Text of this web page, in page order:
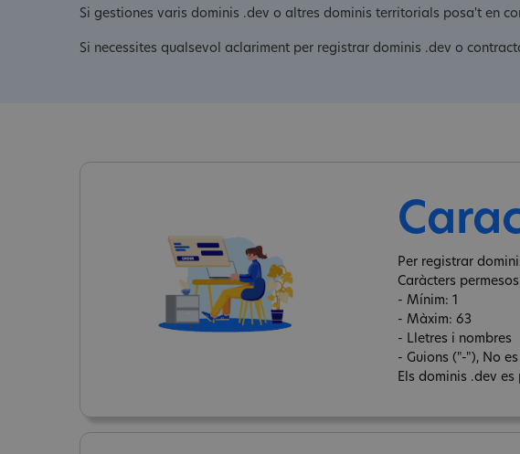
Si gestiones varis dominis .dev o altres dominis territorials posa't en
Si necessites qualsevol aclariment per registrar dominis .dev o
Per registrar
Caràcters
- Mínim: 1
- Màxim: 63
- Lletres i nombres
- Guions ("-"), No
Els dominis .dev